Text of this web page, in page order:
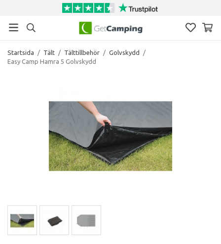
Startsida / Tält / Tälttillbehör / Golvskydd
/
Easy Camp Hamra 5 Golvskydd